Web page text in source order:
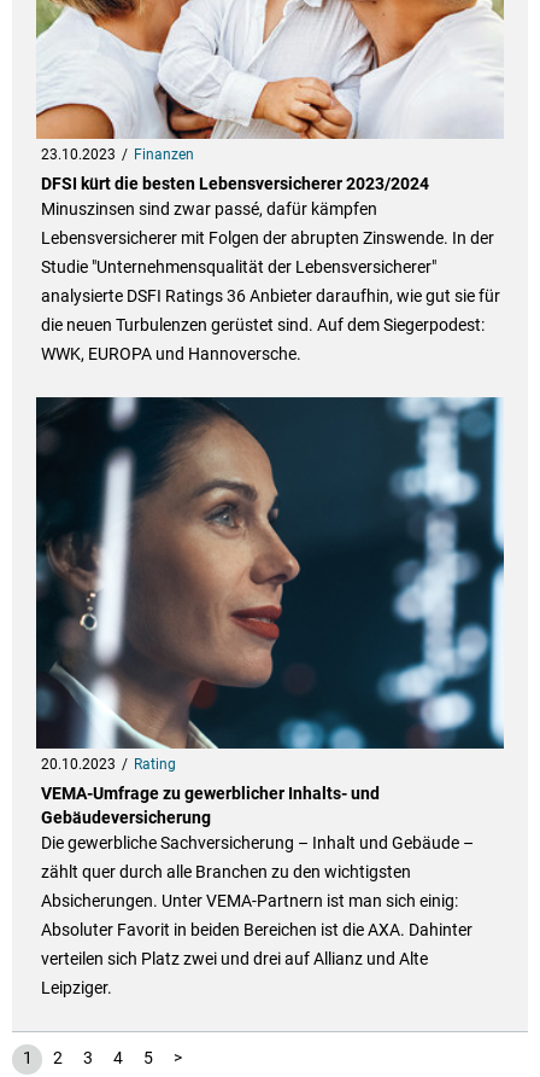
23.10.2023 Finanzen
DFSI kürt die besten Lebensversicherer 2023/2024
Minuszinsen sind zwar passé, dafür kämpfen
Lebensversicherer mit Folgen der abrupten Zinswende. In der
Studie "Unternehmensqualität der Lebensversicherer"
analysierte DSFI Ratings 36 Anbieter daraufhin, wie gut sie für
die neuen Turbulenzen gerüstet sind. Auf dem Siegerpodest:
WWK, EUROPA und Hannoversche.
20.10.2023 Rating
VEMA-Umfrage zu gewerblicher Inhalts- und
Gebäudeversicherung
Die gewerbliche Sachversicherung – Inhalt und Gebäude –
zählt quer durch alle Branchen zu den wichtigsten
Absicherungen. Unter VEMA-Partnern ist man sich einig:
Absoluter Favorit in beiden Bereichen ist die AXA. Dahinter
verteilen sich Platz zwei und drei auf Allianz und Alte
Leipziger.
1 2 3 4 5 >